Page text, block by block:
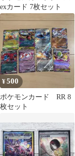
exカード 7枚セット
¥500
ポケモンカード RR 8
枚セット